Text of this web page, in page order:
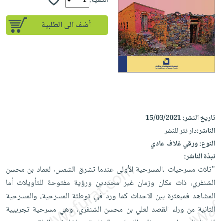
إختياراتنا
كتب
أكاديمية
صندوق
iKitab
بلا
حدود
أسئلة
يتكرر
iKitab
على
Android
تحميل
iKitab
على
Apple
يتكرر
طرحها
تحميل
على
masmu3
على
Apple
المواضيع
الأكثر
مبيعاً
إختياراتنا
وسائل
القراءة
جوائز
الصحة
والعناية
جديد
أجهزة
العناية
الشخصية
العناية
وتصفيف
الشعر
العناية
بالجسم
المطبخ
والسفرة
الكل
أواني
الطهي
أدوات
متجر
الهدايا
أقسام
أضف الى الطلبية
تاريخ النشر:15/03/2021
الناشر:دار نثر للنشر
النوع:ورقي غلاف عادي
نبذة الناشر:
"ثلاث مسرحيات ،المسرحية الأولى عندما تشرق الشمس، لعماد بن محسن
الشنفري، ذات مكان وزمان غير محددين ورؤية مفتوحة للتأويلات أما
المشاهد فمبعثرة بين الاحداث كما ورد في توطئة المسرحية، والمسرحية
الثانية من وراء القصد لعلي بن محسن الشنفري، وهي مسرحية تجريبية